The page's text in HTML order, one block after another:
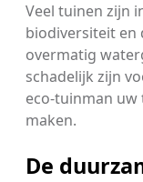
Veel tuinen zijn
biodiversiteit en
overmatig
schadelijk zijn
eco-tuinman
maken.
De